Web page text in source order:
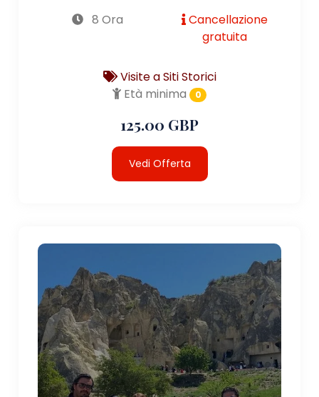
8 Ora
Cancellazione
gratuita
Visite a Siti Storici
Età minima
0
125.00 GBP
Vedi Offerta